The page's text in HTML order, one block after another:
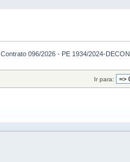
Contrato 096/2026 - PE 1934/2024-DECON
Ir para: